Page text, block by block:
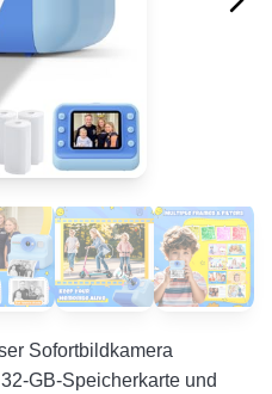
Sofortbildkamera
GB-Speicherkarte und